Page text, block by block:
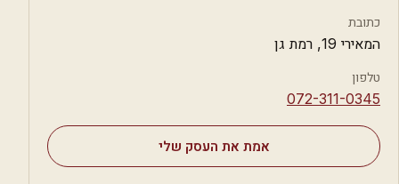
כתובת
המאירי 19, רמת גן
טלפון
⁦072-311-0345⁩
אמת את העסק שלי